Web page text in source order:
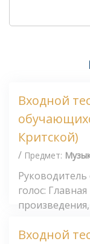
Входной
Критской)
/ Предмет:
голос:
Входной